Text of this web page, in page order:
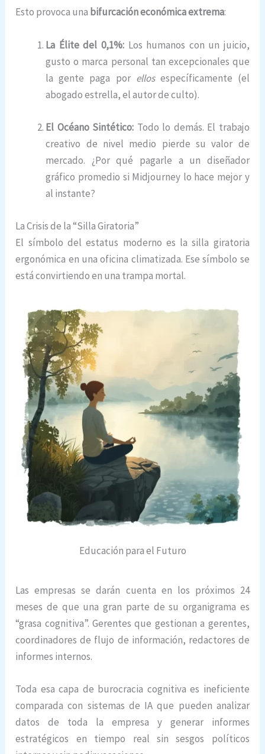
Esto provoca una bifurcación económica extrema:
La Élite del 0,1%:Los humanos con un juicio,
gusto o marca personal tan excepcionales que
la gente paga por ellosespecíficamente (el
abogado estrella, el autor de culto).
El Océano Sintético: Todo lo demás. El trabajo
creativo de nivel medio pierde su valor de
mercado. ¿Por qué pagarle a un diseñador
gráfico promedio si Midjourney lo hace mejor y
al instante?
La Crisis de la “Silla Giratoria”
El símbolo del estatus moderno es la silla giratoria
ergonómica en una oficina climatizada. Ese símbolo se
está convirtiendo en una trampa mortal.
Educación para el Futuro
Las empresas se darán cuenta en los próximos 24
meses de que una gran parte de su organigrama es
“grasa cognitiva”. Gerentes que gestionan a gerentes,
coordinadores de flujo de información, redactores de
informes internos.
Toda esa capa de burocracia cognitiva es ineficiente
comparada con sistemas de IA que pueden analizar
datos de toda la empresa y generar informes
estratégicos en tiempo real sin sesgos políticos